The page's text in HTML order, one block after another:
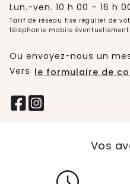
Lun.-ven. 10 h 00 – 16 h
Tarif de réseau fixe régulier de
téléphonie mobile
Ou envoyez-nous un
Vers le formulaire de
Vos